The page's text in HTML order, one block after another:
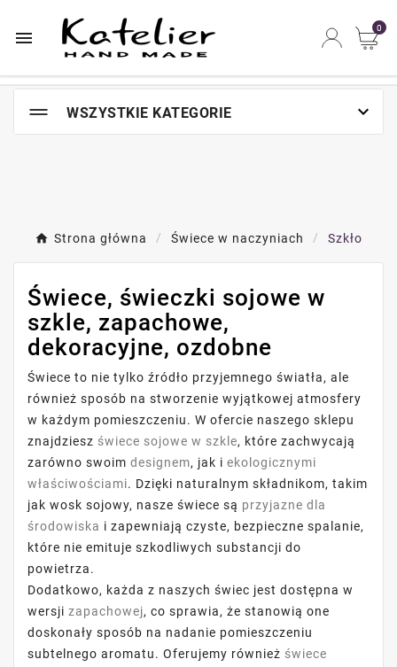
Najszybsze na świecie miejsce zakupów online
 0
WSZYSTKIE KATEGORIE 
Strona główna Świece w naczyniach Szkło
Świece, świeczki sojowe w
szkle, zapachowe,
dekoracyjne, ozdobne
Świece to nie tylko źródło przyjemnego światła, ale
również sposób na stworzenie wyjątkowej atmosfery
w każdym pomieszczeniu. W ofercie naszego sklepu
znajdziesz świece sojowe w szkle, które zachwycają
zarówno swoim designem, jak i ekologicznymi
właściwościami. Dzięki naturalnym składnikom, takim
jak wosk sojowy, nasze świece są przyjazne dla
środowiska i zapewniają czyste, bezpieczne spalanie,
które nie emituje szkodliwych substancji do
powietrza.
Dodatkowo, każda z naszych świec jest dostępna w
wersji zapachowej, co sprawia, że stanowią one
doskonały sposób na nadanie pomieszczeniu
subtelnego aromatu. Oferujemy również świece